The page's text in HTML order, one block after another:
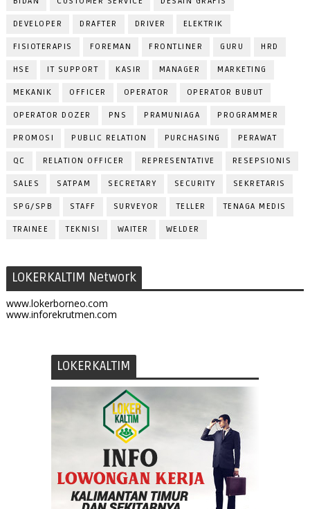
DEVELOPER DRAFTER DRIVER ELEKTRIK
FISIOTERAPIS FOREMAN FRONTLINER GURU HRD
HSE IT SUPPORT KASIR MANAGER MARKETING
MEKANIK OFFICER OPERATOR OPERATOR BUBUT
OPERATOR DOZER PNS PRAMUNIAGA PROGRAMMER
PROMOSI PUBLIC RELATION PURCHASING PERAWAT
QC RELATION OFFICER REPRESENTATIVE RESEPSIONIS
SALES SATPAM SECRETARY SECURITY SEKRETARIS
SPG/SPB STAFF SURVEYOR TELLER TENAGA MEDIS
TRAINEE TEKNISI WAITER WELDER
LOKERKALTIM Network
www.lokerborneo.com
www.inforekrutmen.com
LOKERKALTIM